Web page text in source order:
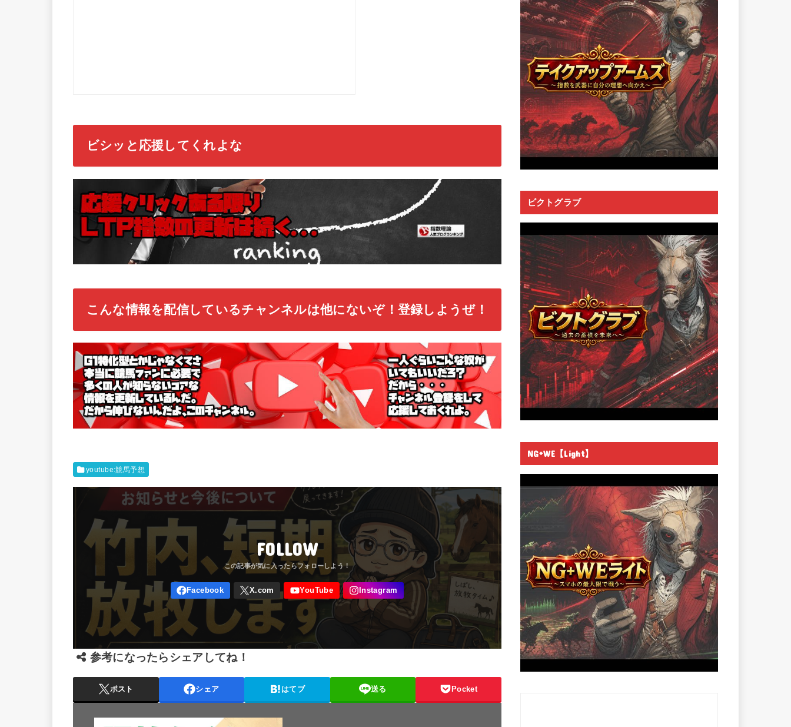
ビシッと応援してくれよな
こんな情報を配信しているチャンネルは他にないぞ！登録しようぜ！
youtube:競馬予想
FOLLOW
参考になったらシェアしてね！
ポスト シェア はてブ 送る Pocket
ビクトグラブ
NG+WE【Light】